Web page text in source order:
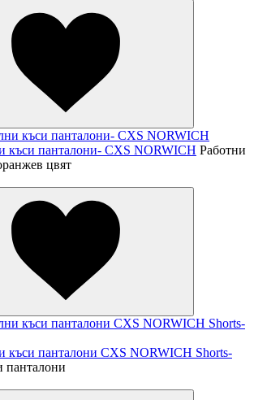
къси панталони- CXS NORWICH Работни
цвят
къси панталони CXS NORWICH Shorts-
панталони